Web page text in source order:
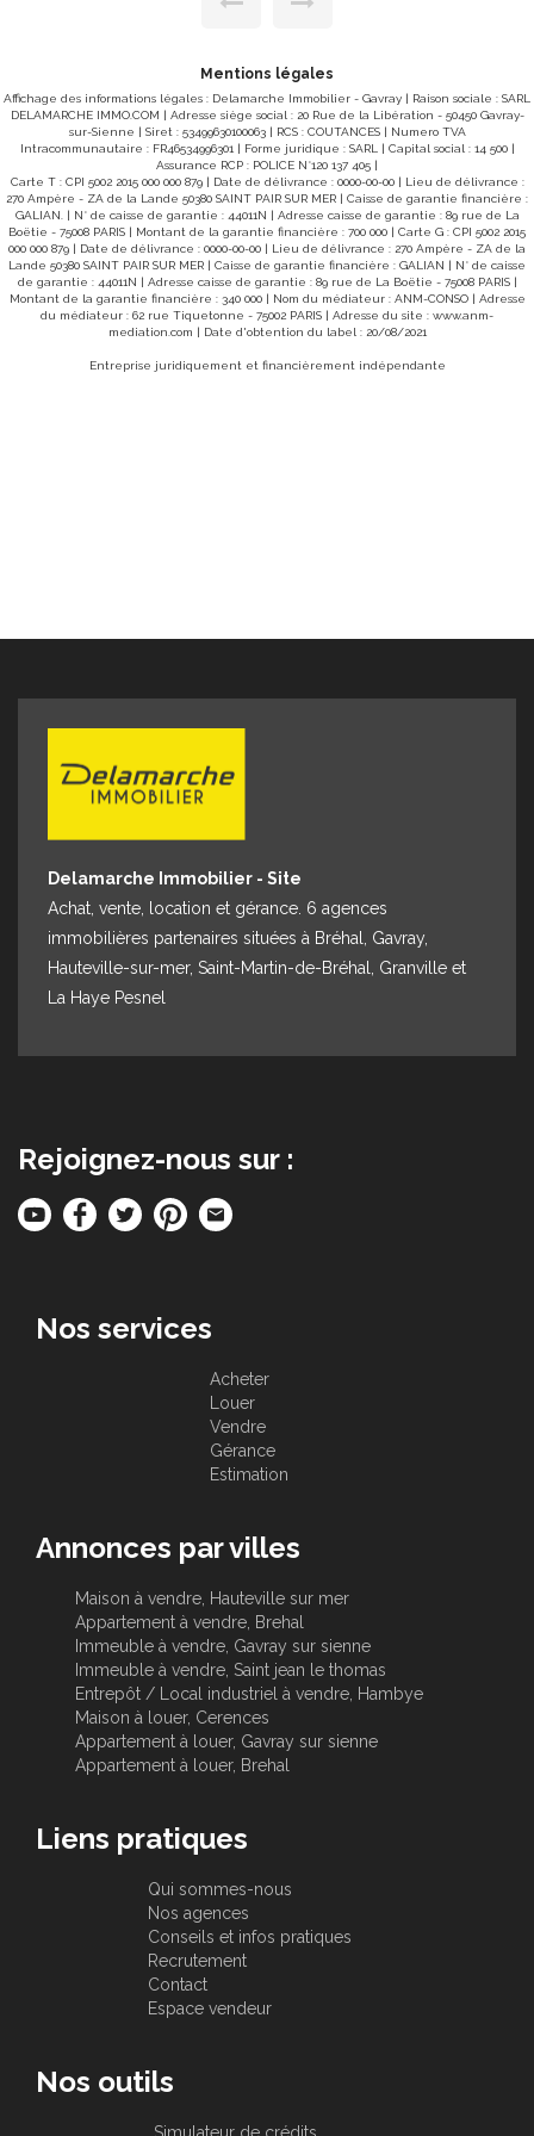
à 5
services
et
Les
est exposé
:
annonce :
privilégié aux grèves. Un bien rare, presque
avec coin repas Séjour chaleureux avec
Couloir desservant 2 chambres Salle d'eau
Garage et cave attenants À l'étage : Salon cosy baigné de
lumière Chambre avec accès indépendant vers
(idéal pour accueillir ou projet locatif) Salle
privatifs Un extérieur exceptionnel Terrain clos et arboré
d'environ 2 300 m² Accès direct aux grèves , un
rare Vue imprenable et évolutive sur le Mont
un bien unique ? Parce qu'ici, on ne parle pas
d'une maison, mais d'un lieu de vie hors du
ciel, terre et mer. Un spot parfait pour se
recevoir, ou même développer un projet
charme. Opportunité rare sur le secteur , à visiter sans
tarder ! Réf 10386SC Prix de vente de la maison 450.000€
Honoraires à la charge de l'acquéreur 19.000€ Prix affiché
469 000€* Réf 10386SC * inclus 4,22% TTC
la charge de l'acquéreur Absence de chauffage
requis "Les informations sur les risques auxquels ce bien
est exposé sont disponibles sur le site
Mentions légales
Affichage des informations légales : Delamarche Immobilier - Gavray | Raison sociale : SARL
DELAMARCHE IMMO.COM | Adresse siège social : 20 Rue de la Libération - 50450 Gavray-
sur-Sienne | Siret : 53499630100063 | RCS : COUTANCES | Numero TVA
Intracommunautaire : FR46534996301 | Forme juridique : SARL | Capital social : 14 500 |
Assurance RCP : POLICE N°120 137 405 |
Carte T : CPI 5002 2015 000 000 879 | Date de délivrance : 0000-00-00 | Lieu de délivrance :
270 Ampère - ZA de la Lande 50380 SAINT PAIR SUR MER | Caisse de garantie financière :
GALIAN. | N° de caisse de garantie : 44011N | Adresse caisse de garantie : 89 rue de La
Boëtie - 75008 PARIS | Montant de la garantie financière : 700 000 | Carte G : CPI 5002 2015
000 000 879 | Date de délivrance : 0000-00-00 | Lieu de délivrance : 270 Ampère - ZA de la
Lande 50380 SAINT PAIR SUR MER | Caisse de garantie financière : GALIAN | N° de caisse
de garantie : 44011N | Adresse caisse de garantie : 89 rue de La Boëtie - 75008 PARIS |
Montant de la garantie financière : 340 000 | Nom du médiateur : ANM-CONSO | Adresse
du médiateur : 62 rue Tiquetonne - 75002 PARIS | Adresse du site : www.anm-
mediation.com | Date d'obtention du label : 20/08/2021
Entreprise juridiquement et financièrement indépendante
Delamarche Immobilier - Site
Achat, vente, location et gérance. 6 agences
immobilières partenaires situées à Bréhal, Gavray,
Hauteville-sur-mer, Saint-Martin-de-Bréhal, Granville et
La Haye Pesnel
Rejoignez-nous sur :
Nos services
Acheter
Louer
Vendre
Gérance
Estimation
Annonces par villes
Maison à vendre, Hauteville sur mer
Appartement à vendre, Brehal
Immeuble à vendre, Gavray sur sienne
Immeuble à vendre, Saint jean le thomas
Entrepôt / Local industriel à vendre, Hambye
Maison à louer, Cerences
Appartement à louer, Gavray sur sienne
Appartement à louer, Brehal
Liens pratiques
Qui sommes-nous
Nos agences
Conseils et infos pratiques
Recrutement
Contact
Espace vendeur
Nos outils
Simulateur de crédits